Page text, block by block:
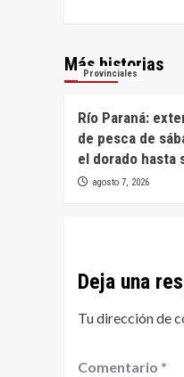
Más historias
Provinciales
Río Paraná:
de pesca de
el dorado hasta
agosto 7, 2026
Deja una
Tu dirección de
Comentario *